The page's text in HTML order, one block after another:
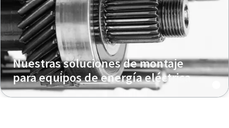
Nuestras soluciones de montaje
para equipos de energía eléctrica